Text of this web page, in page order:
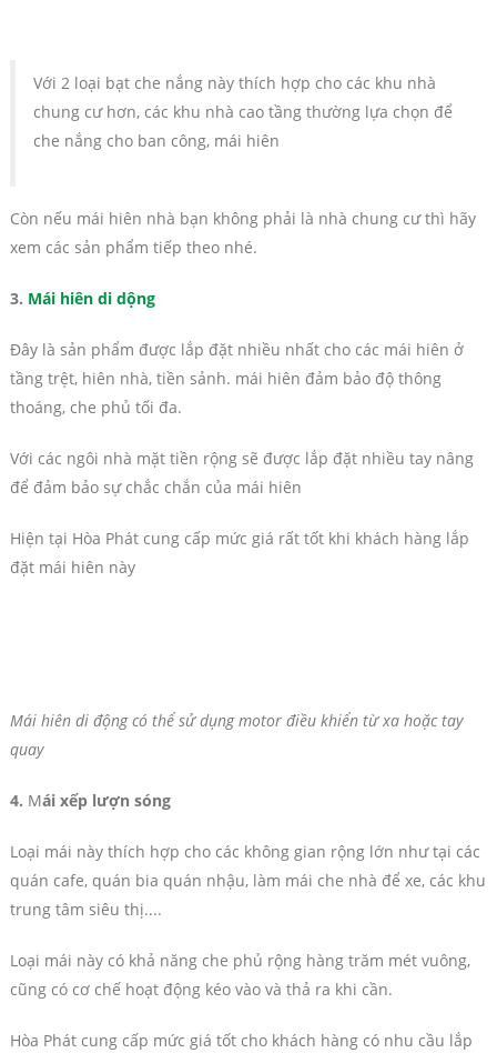
Với 2 loại bạt che nắng này thích hợp cho các khu nhà
chung cư hơn, các khu nhà cao tầng thường lựa chọn để
che nắng cho ban công, mái hiên
Còn nếu mái hiên nhà bạn không phải là nhà chung cư thì hãy
xem các sản phẩm tiếp theo nhé.
3. Mái hiên di dộng
Đây là sản phẩm được lắp đặt nhiều nhất cho các mái hiên ở
tầng trệt, hiên nhà, tiền sảnh. mái hiên đảm bảo độ thông
thoáng, che phủ tối đa.
Với các ngôi nhà mặt tiền rộng sẽ được lắp đặt nhiều tay nâng
để đảm bảo sự chắc chắn của mái hiên
Hiện tại Hòa Phát cung cấp mức giá rất tốt khi khách hàng lắp
đặt mái hiên này
Mái hiên di động có thể sử dụng motor điều khiển từ xa hoặc tay
quay
4. Mái xếp lượn sóng
Loại mái này thích hợp cho các không gian rộng lớn như tại các
quán cafe, quán bia quán nhậu, làm mái che nhà để xe, các khu
trung tâm siêu thị....
Loại mái này có khả năng che phủ rộng hàng trăm mét vuông,
cũng có cơ chế hoạt động kéo vào và thả ra khi cần.
Hòa Phát cung cấp mức giá tốt cho khách hàng có nhu cầu lắp